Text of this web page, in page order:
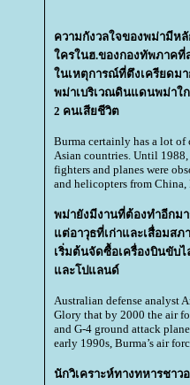
ความกังวลใจของพม่ามีห
ครในฮ.ของกองทัพภาคที่ส
นเหตุการณ์ที่ตึงเครียดมา
พม่าเบริเวณดินแดนพม่าใ
2 คนเสียชีวิต
Burma certainly has a lot
Asian countries. Until
fighters and planes were
and helicopters from China,
พม่ายังมีงานที่ต้องทำอีกม
ต่อาวุธที่เก่าและเสื่อมสภ
เริ่มต้นจัดซื้อเครื่องบินขับ
ละโปแลนด์
Australian defense analyst
Glory that by 2000 the air
and G-4 ground attack
early 1990s, Burma’s air
นักวิเคราะห์ทางทหารชาว